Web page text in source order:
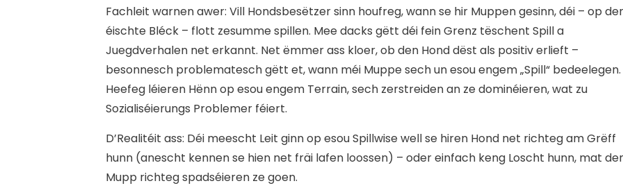
Fachleit warnen awer: Vill Hondsbesëtzer sinn houfreg, wann se hir Muppen gesinn, déi – op
éischte Bléck – flott zesumme spillen. Mee dacks gëtt déi fein Grenz tëschent Spill a
Juegdverhalen net erkannt. Net ëmmer ass kloer, ob den Hond dëst als positiv erlieft –
besonnesch problematesch gëtt et, wann méi Muppe sech un esou engem „Spill“ bedeelegen.
Heefeg léieren Hënn op esou engem Terrain, sech zerstreiden an ze dominéieren, wat zu
Sozialiséierungs Problemer féiert.
D’Realitéit ass: Déi meescht Leit ginn op esou Spillwise well se hiren Hond net richteg am Grëff
hunn (anescht kennen se hien net fräi lafen loossen) – oder einfach keng Loscht hunn, mat
Mupp richteg spadséieren ze goen.